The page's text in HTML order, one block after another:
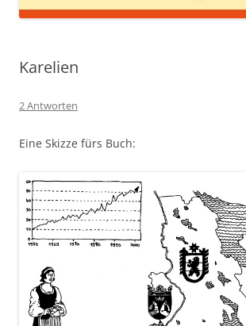
Karelien
2 Antworten
Eine Skizze fürs Buch: